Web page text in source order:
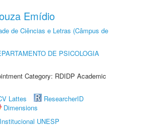
Emídio
de Ciências e Letras (Câmpus de
DE PSICOLOGIA
Category: RDIDP Academic
Lattes
ResearcherID
Dimensions
UNESP